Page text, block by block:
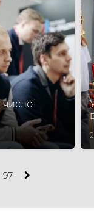
число
97